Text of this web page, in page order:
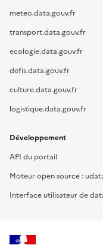
meteo.data.gouv.fr
transport.data.gouv.fr
ecologie.data.gouv.fr
defis.data.gouv.fr
culture.data.gouv.fr
logistique.data.gouv.fr
Développement
API du portail
Moteur open source :
Interface utilisateur de